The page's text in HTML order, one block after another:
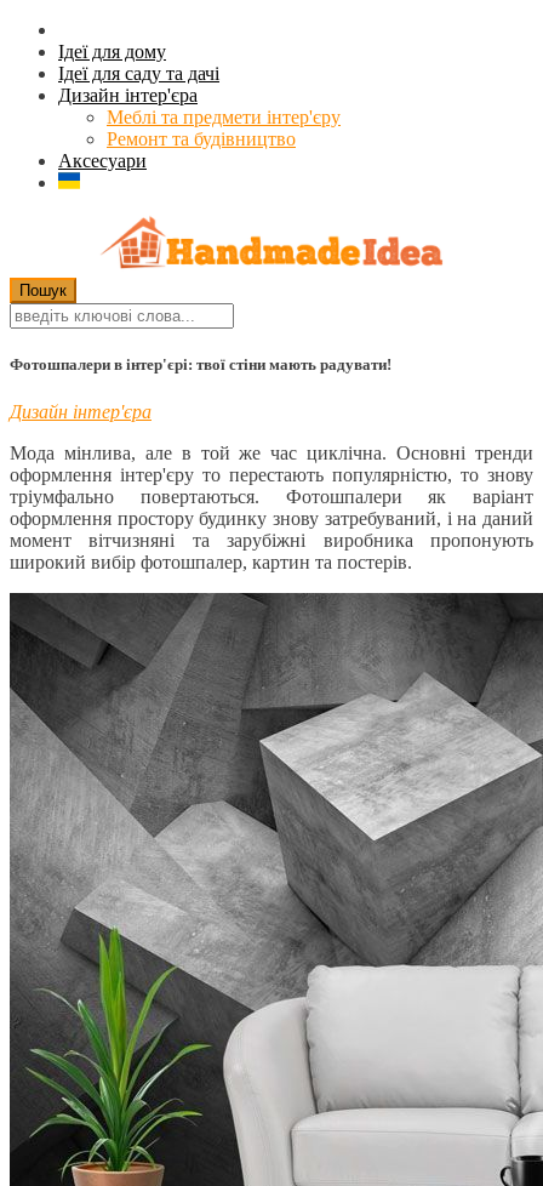
Ідеї для дому
Ідеї для саду та дачі
Дизайн інтер'єра
Меблі та предмети інтер'єру
Ремонт та будівництво
Аксесуари
Фотошпалери в інтер'єрі: твої стіни мають радувати!
Дизайн інтер'єра
Мода мінлива, але в той же час циклічна. Основні тренди
оформлення інтер'єру то перестають популярністю, то знову
тріумфально повертаються. Фотошпалери як варіант
оформлення простору будинку знову затребуваний, і на даний
момент вітчизняні та зарубіжні виробника пропонують
широкий вибір фотошпалер, картин та постерів.